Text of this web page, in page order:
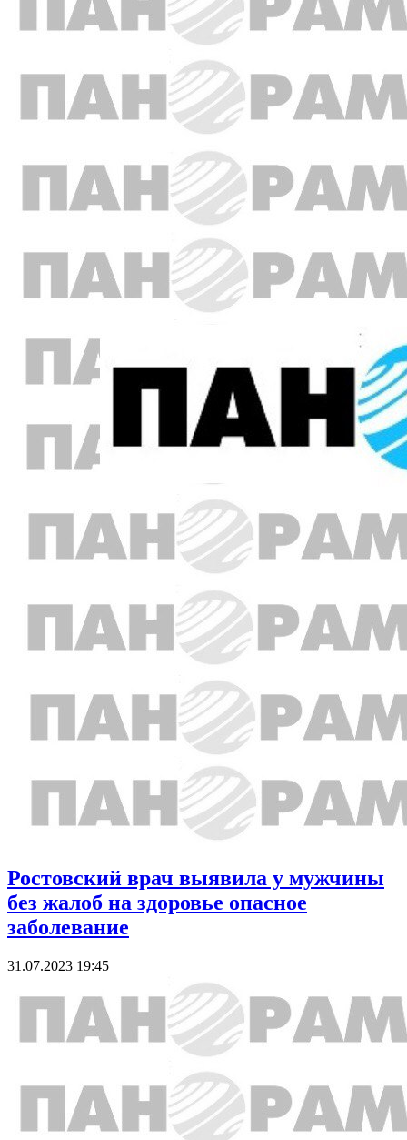
Ростовский врач выявила у мужчины
без жалоб на здоровье опасное
заболевание
31.07.2023 19:45